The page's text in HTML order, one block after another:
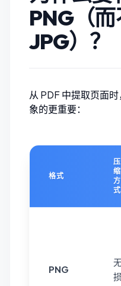
PNG（
JPG）？
从 PDF 中提取页面
象的更重要：
格式
压
缩
方
式
PNG
损